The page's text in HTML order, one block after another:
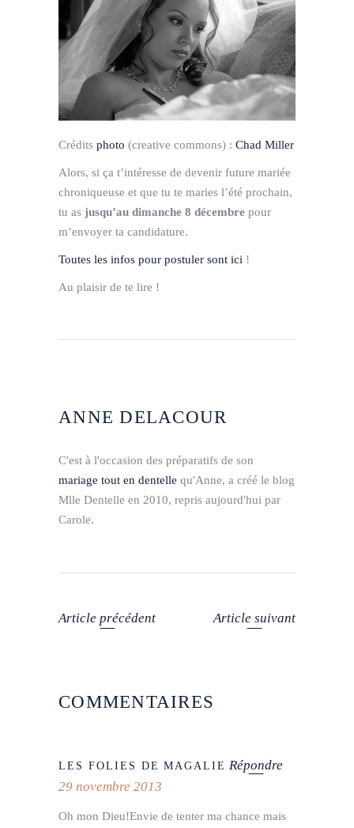
Crédits photo (creative commons) : Chad Miller
Alors, si ça t’intéresse de devenir future mariée
chroniqueuse et que tu te maries l’été prochain,
tu as jusqu’au dimanche 8 décembre pour
m’envoyer ta candidature.
Toutes les infos pour postuler sont ici !
Au plaisir de te lire !
ANNE DELACOUR
C'est à l'occasion des préparatifs de son
mariage tout en dentelle qu'Anne, a créé le blog
Mlle Dentelle en 2010, repris aujourd'hui par
Carole.
Article précédent Article suivant
COMMENTAIRES
LES FOLIES DE MAGALIE Répondre
29 novembre 2013
Oh mon Dieu!Envie de tenter ma chance mais